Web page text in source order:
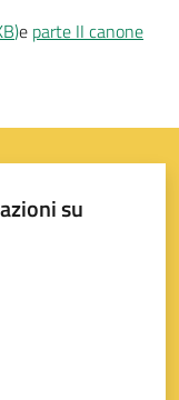
)e parte II canone
su